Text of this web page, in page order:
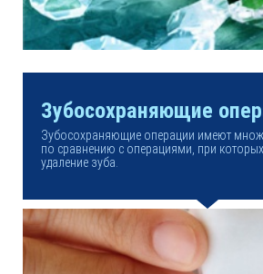
Зубосохраняющие
Зубосохраняющие операции имеют
по сравнению с операциями, при
удаление зуба.